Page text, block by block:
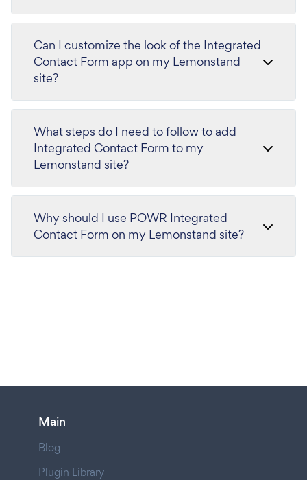
Can I customize the look of the Integrated
Contact Form app on my Lemonstand
site?
What steps do I need to follow to add
Integrated Contact Form to my
Lemonstand site?
Why should I use POWR Integrated
Contact Form on my Lemonstand site?
Main
Blog
Plugin Library